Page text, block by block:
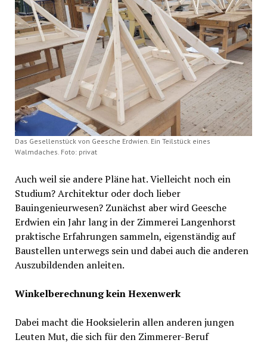
Das Gesellenstück von Geesche Erdwien. Ein Teilstück eines
Walmdaches. Foto: privat
Auch weil sie andere Pläne hat. Vielleicht noch ein
Studium? Architektur oder doch lieber
Bauingenieurwesen? Zunächst aber wird Geesche
Erdwien ein Jahr lang in der Zimmerei Langenhorst
praktische Erfahrungen sammeln, eigenständig auf
Baustellen unterwegs sein und dabei auch die anderen
Auszubildenden anleiten.
Winkelberechnung kein Hexenwerk
Dabei macht die Hooksielerin allen anderen jungen
Leuten Mut, die sich für den Zimmerer-Beruf